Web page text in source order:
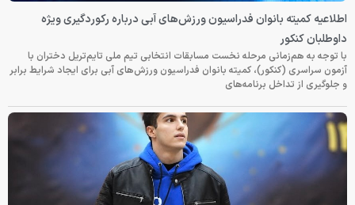
اطلاعیه کمیته بانوان فدراسیون ورزش‌های آبی درباره رکوردگیری ویژه
داوطلبان کنکور
با توجه به هم‌زمانی مرحله نخست مسابقات انتخابی تیم ملی تایم‌تریل دختران با
آزمون سراسری (کنکور)، کمیته بانوان فدراسیون ورزش‌های آبی برای ایجاد شرایط برابر
و جلوگیری از تداخل برنامه‌های